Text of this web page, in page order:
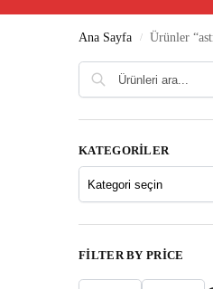
Ana Sayfa / Ürünler
KATEGORILER
FILTER BY PRICE